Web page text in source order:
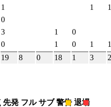
1 1 1
0
3 1 0
0 1 0 1 1
19 8 0 18 1 3 2
先発 フル サブ 警告 退場